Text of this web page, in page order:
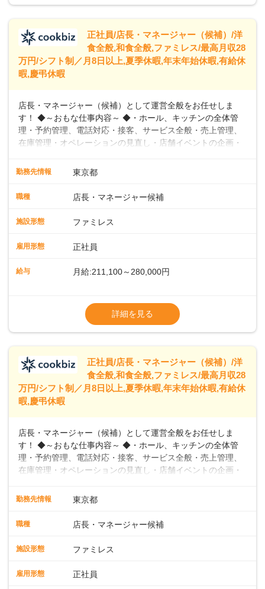
います。
給245,800円～②エリア社員 ：月給
正社員/店長・マネージャー（候補）/洋
食全般,和食全般,ファミレス/最高月収28
万円/シフト制／月8日以上,夏季休暇,年末年始休暇,有給休
暇,慶弔休暇
店長・マネージャー（候補）として運営全般をお任せしま
す！ ◆～おもな仕事内容～ ◆・ホール、キッチンの全体管
理・予約管理、電話対応・接客、サービス全般・売上管理、
在庫管理・オペレーションの見直し・店舗イベントの企画・
入社後はスキルに合わせた業務からお任せしますので、徐々
向上を目指すDX推進～ ◆すかいらーくのレストランでは、
スタッフの働きやすさをサポートしています。配膳ロボット
や歩行数が約40%も削減されました！また、配膳ロボットに
なDX（デジタルトランスフォーメーション）の取り組みを進
います。私たちは、多様な働き方を提供し、ライフステージ
に合わせた柔軟な勤務時間や働きやすい環境を整えていま
います。
勤務先情報 東京都
職種 店長・マネージャー候補
施設形態 ファミレス
雇用形態 正社員
給与 月給:211,100～280,000円
※残業代全額支給
※経験に応じて応相談①ナショナル社員：月
給245,800円～②エリア社員 ：月給
詳細を見る
正社員/店長・マネージャー（候補）/洋
食全般,和食全般,ファミレス/最高月収28
万円/シフト制／月8日以上,夏季休暇,年末年始休暇,有給休
暇,慶弔休暇
店長・マネージャー（候補）として運営全般をお任せしま
す！ ◆～おもな仕事内容～ ◆・ホール、キッチンの全体管
理・予約管理、電話対応・接客、サービス全般・売上管理、
在庫管理・オペレーションの見直し・店舗イベントの企画・
入社後はスキルに合わせた業務からお任せしますので、徐々
向上を目指すDX推進～ ◆すかいらーくのレストランでは、
スタッフの働きやすさをサポートしています。配膳ロボット
や歩行数が約40%も削減されました！また、配膳ロボットに
勤務先情報 東京都
職種 店長・マネージャー候補
施設形態 ファミレス
雇用形態 正社員